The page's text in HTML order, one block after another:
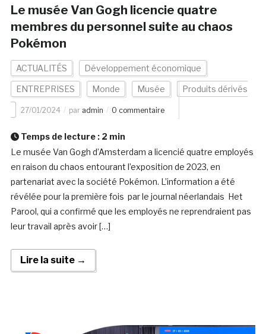
Le musée Van Gogh licencie quatre
membres du personnel suite au chaos
Pokémon
ACTUALITÉS Développement économique
ENTREPRISES Monde Musée Produits dérivés
27/01/2024 par admin 0 commentaire
Temps de lecture : 2 min
Le musée Van Gogh d’Amsterdam a licencié quatre employés
en raison du chaos entourant l’exposition de 2023, en
partenariat avec la société Pokémon. L’information a été
révélée pour la première fois par le journal néerlandais Het
Parool, qui a confirmé que les employés ne reprendraient pas
leur travail après avoir […]
Lire la suite →